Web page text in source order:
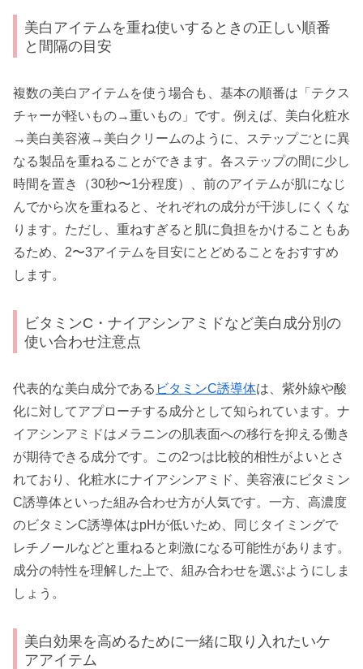
美白アイテムを重ね使いするときの正しい順番
と間隔の目安
複数の美白アイテムを使う場合も、基本の順番は「テクス
チャーが軽いもの→重いもの」です。例えば、美白化粧水
→美白美容液→美白クリームのように、ステップごとに異
なる製品を重ねることができます。各ステップの間に少し
時間を置き（30秒〜1分程度）、前のアイテムが肌になじ
んでから次を重ねると、それぞれの成分が干渉しにくくな
ります。ただし、重ねすぎると肌に負担をかけることもあ
るため、2〜3アイテムを目安にとどめることをおすすめ
します。
ビタミンC・ナイアシンアミドなど美白成分別の
使い合わせ注意点
代表的な美白成分である ビタミンC誘導体は、紫外線や酸
化に対してアプローチする成分として知られています。ナ
イアシンアミドはメラニンの肌表面への移行を抑える働き
が期待できる成分です。この2つは比較的相性がよいとさ
れており、化粧水にナイアシンアミド、美容液にビタミン
C誘導体といった組み合わせ方が人気です。一方、高濃度
のビタミンC誘導体はpHが低いため、同じタイミングで
レチノールなどと重ねると刺激になる可能性があります。
成分の特性を理解した上で、組み合わせを選ぶようにしま
しょう。
美白効果を高めるために一緒に取り入れたいケ
アアイテム